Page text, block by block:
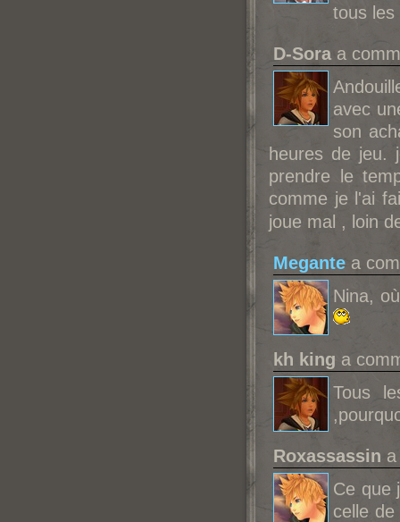
tous
D-Sora a
avec
son
heures de jeu.
prendre le
comme je l'ai
joue mal , loin
Megante a
Nina,
kh king a
Tous
Roxassassin
Ce que
celle